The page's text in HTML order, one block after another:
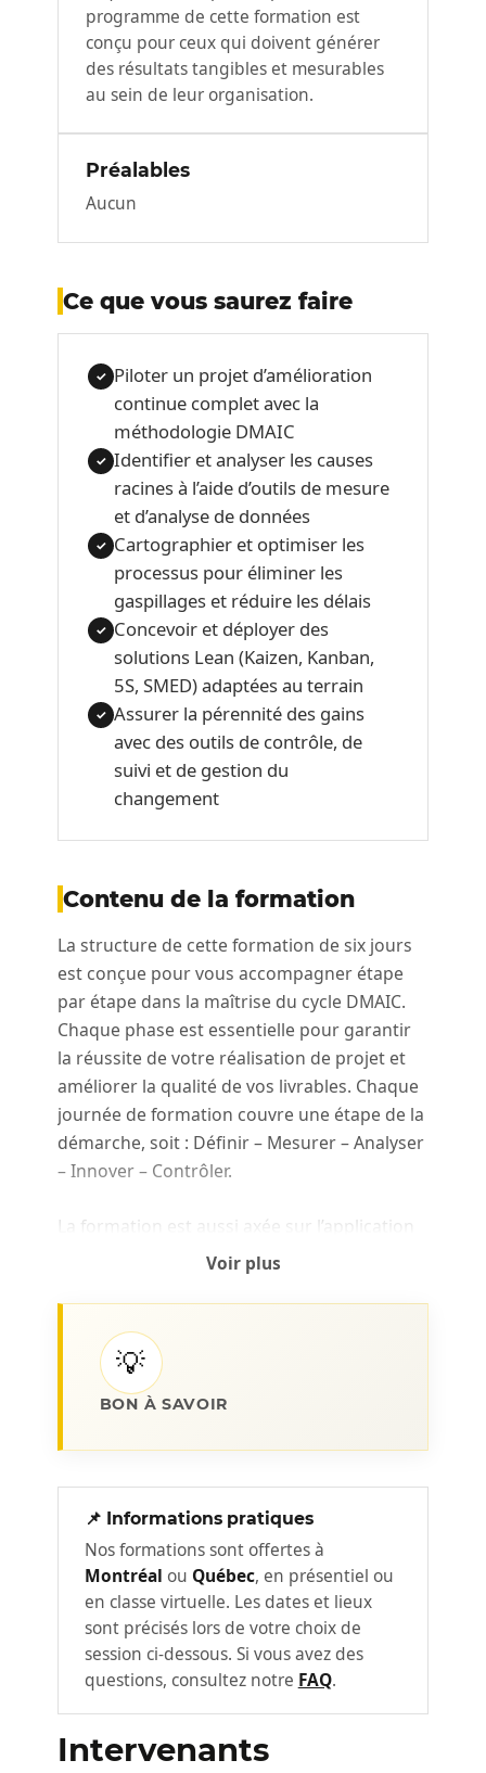
programme de cette formation est
conçu pour ceux qui doivent générer
des résultats tangibles et mesurables
au sein de leur organisation.
Préalables
Aucun
Ce que vous saurez faire
✓ Piloter un projet d’amélioration
continue complet avec la
méthodologie DMAIC
✓ Identifier et analyser les causes
racines à l’aide d’outils de mesure
et d’analyse de données
✓ Cartographier et optimiser les
processus pour éliminer les
gaspillages et réduire les délais
✓ Concevoir et déployer des
solutions Lean (Kaizen, Kanban,
5S, SMED) adaptées au terrain
✓ Assurer la pérennité des gains
avec des outils de contrôle, de
suivi et de gestion du
changement
Contenu de la formation
La structure de cette formation de six jours
est conçue pour vous accompagner étape
par étape dans la maîtrise du cycle DMAIC.
Chaque phase est essentielle pour garantir
la réussite de votre réalisation de projet et
améliorer la qualité de vos livrables. Chaque
journée de formation couvre une étape de la
démarche, soit : Définir – Mesurer – Analyser
– Innover – Contrôler.
La formation est aussi axée sur l’application
des notions sur un cas réel. Après chacune
pratiques à réaliser. Ceci lui permettra de
mener à bien un projet d’amélioration qui
s’échelonnera tout le long de la formation,
lui permettant d’expérimenter concrètement
Sigma est divisé comme suit :
Phase Définir (« D »)
Lors de cette première journée, les
participants se familiarisent avec la
méthodologie Lean Six Sigma. Ils voient
toutes les notions nécessaires pour bien
définir et planifier le projet à réaliser.
Voir plus
💡
BON À SAVOIR
📌 Informations pratiques
Nos formations sont offertes à
Montréal ou Québec, en présentiel ou
en classe virtuelle. Les dates et lieux
sont précisés lors de votre choix de
session ci-dessous. Si vous avez des
questions, consultez notre FAQ.
Intervenants